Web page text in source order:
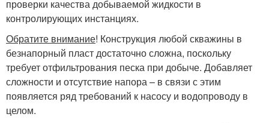
проверки качества добываемой жидкости в
контролирующих инстанциях.
Обратите внимание! Конструкция любой скважины в
безнапорный пласт достаточно сложна, поскольку
требует отфильтрования песка при добыче. Добавляет
сложности и отсутствие напора – в связи с этим
появляется ряд требований к насосу и водопроводу в
целом.